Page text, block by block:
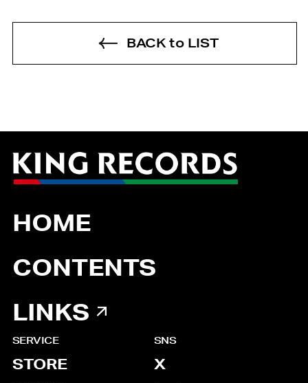
BACK to LIST
HOME
CONTENTS
LINKS
SERVICE
STORE
SNS
X